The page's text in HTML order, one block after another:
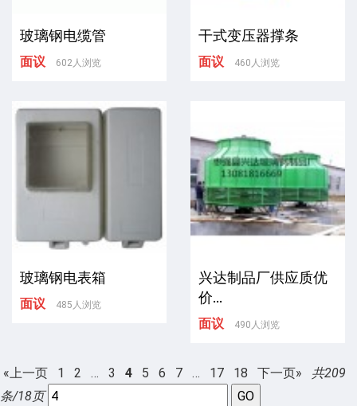
玻璃钢电缆管
面议 602人浏览
干式变压器撑条
面议 460人浏览
玻璃钢电表箱
面议 485人浏览
兴达制品厂供应质优
价...
面议 490人浏览
«上一页 1 2 … 3 4 5 6 7 … 17 18 下一页»
共209
条/18页